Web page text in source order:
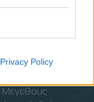
Privacy Policy
Μεγέθους